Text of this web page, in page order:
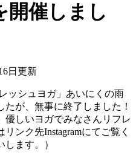
開催しまし
日更新
ッシュヨガ」あいにくの雨
が、無事に終了しました！
優しいヨガでみなさんリフレ
ンク先Instagramにてご覧く
ます。）